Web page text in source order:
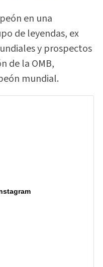
en una
de leyendas, ex
y prospectos
de la OMB,
mundial.